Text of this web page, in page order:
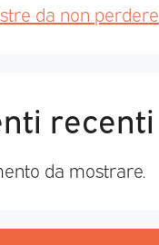
da non perdere
recenti
da mostrare.